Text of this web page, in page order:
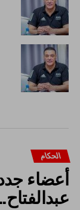
الحكام
أعضاء